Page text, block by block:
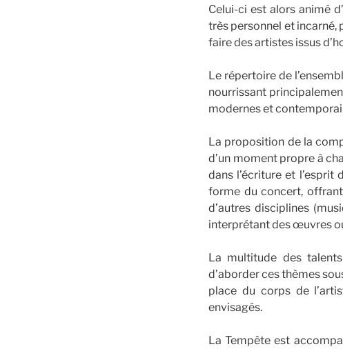
Celui-ci est alors animé
très personnel et incarné,
faire des artistes issus
Le répertoire de
nourrissant
modernes et
La proposition de la
d’un moment propre à
dans l’écriture et l’esprit
forme du concert,
d’autres disciplines
interprétant des œuvres
La multitude des
d’aborder ces thèmes
place du corps de
envisagés.
La Tempête est